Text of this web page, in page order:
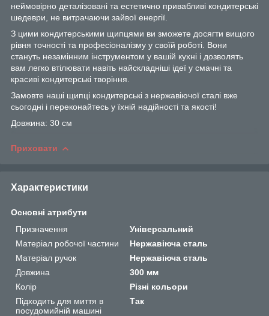
неймовірно деталізовані та естетично привабливі кондитерські
шедеври, не витрачаючи зайвої енергії.
З цими кондитерськими щипцями ви зможете досягти вищого
рівня точності та професіоналізму у своїй роботі. Вони
стануть незамінним інструментом у вашій кухні і дозволять
вам легко втілювати навіть найскладніші ідеї у смачні та
красиві кондитерські творіння.
Замовте наші щипці кондитерські з нержавіючої сталі вже
сьогодні і переконайтесь у їхній надійності та якості!
Довжина: 30 см
Приховати
Характеристики
Основні атрибути
Призначення
Універсальний
Матеріал робочої частини
Нержавіюча сталь
Матеріал ручок
Нержавіюча сталь
Довжина
300 мм
Колір
Різні кольори
Підходить для миття в
посудомийній машині
Так